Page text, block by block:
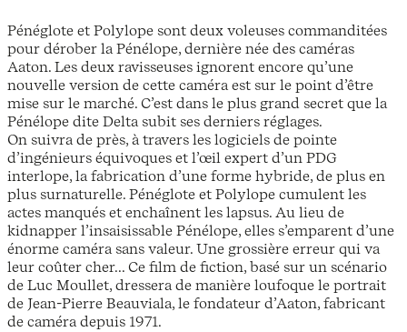
Pénéglote et Polylope sont deux voleuses commanditées
pour dérober la Pénélope, dernière née des caméras
Aaton. Les deux ravisseuses ignorent encore qu’une
nouvelle version de cette caméra est sur le point d’être
mise sur le marché. C’est dans le plus grand secret que la
Pénélope dite Delta subit ses derniers réglages.
On suivra de près, à travers les logiciels de pointe
d’ingénieurs équivoques et l’œil expert d’un PDG
interlope, la fabrication d’une forme hybride, de plus en
plus surnaturelle. Pénéglote et Polylope cumulent les
actes manqués et enchaînent les lapsus. Au lieu de
kidnapper l’insaisissable Pénélope, elles s’emparent d’une
énorme caméra sans valeur. Une grossière erreur qui va
leur coûter cher... Ce film de fiction, basé sur un scénario
de Luc Moullet, dressera de manière loufoque le portrait
de Jean-Pierre Beauviala, le fondateur d’Aaton, fabricant
de caméra depuis 1971.